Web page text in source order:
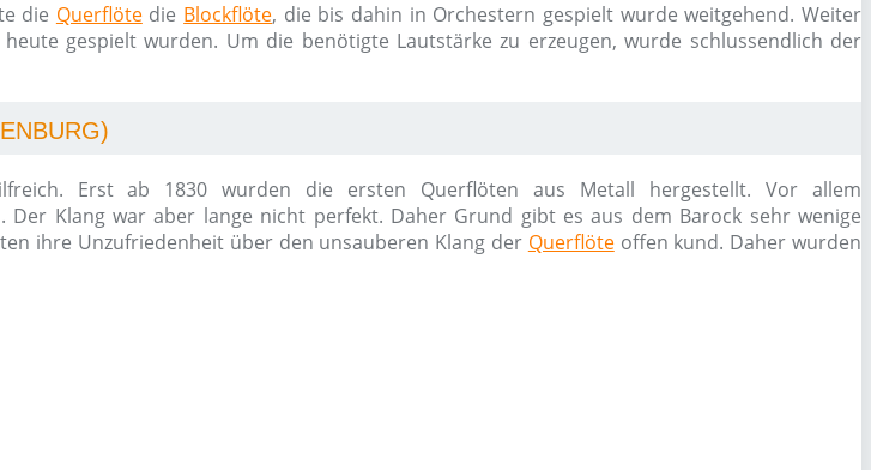
die Querflötedie Blockflöte, die bis dahin in Orchestern gespielt wurde weitgehend. Weiter
gespielt wurden. Um die benötigte Lautstärke zu erzeugen, wurde schlussendlich der
Erst ab 1830 wurden die ersten Querflöten aus Metall hergestellt. Vor allem
Klang war aber lange nicht perfekt. Daher Grund gibt es aus dem Barock sehr wenige
ihre Unzufriedenheit über den unsauberen Klang der Querflöteoffen kund. Daher wurden